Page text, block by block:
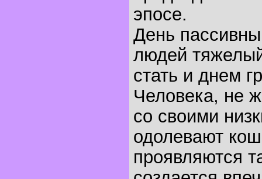
эпосе.
День
людей
стать и днем
Человека, не
со своими
одолевают
проявляются